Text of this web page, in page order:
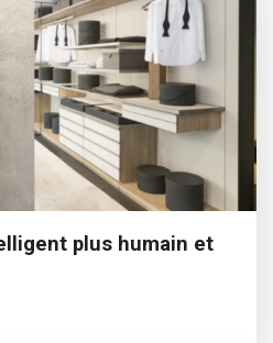
plus humain et